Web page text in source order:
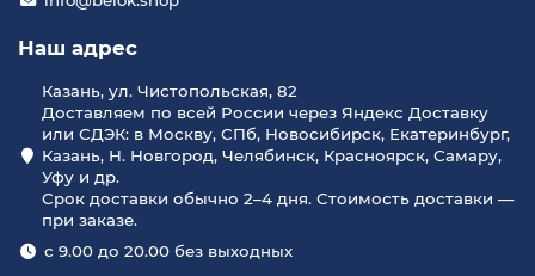
Наш адрес
Казань, ул. Чистопольская, 82
Доставляем по всей России через Яндекс Доставку
или СДЭК: в Москву, СПб, Новосибирск, Екатеринбург,
Казань, Н. Новгород, Челябинск, Красноярск, Самару,
Уфу и др.
Срок доставки обычно 2–4 дня. Стоимость доставки —
при заказе.
с 9.00 до 20.00 без выходных